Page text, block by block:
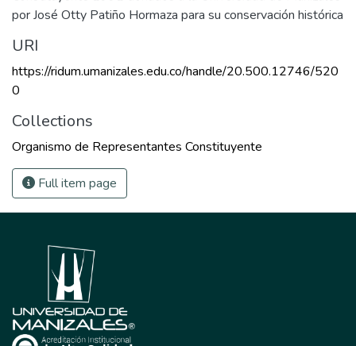
por José Otty Patiño Hormaza para su conservación histórica
URI
https://ridum.umanizales.edu.co/handle/20.500.12746/520
0
Collections
Organismo de Representantes Constituyente
Full item page